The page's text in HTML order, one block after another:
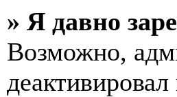
» Я давно
Возможно,